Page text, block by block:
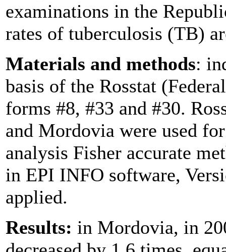
examinations in the
rates of tuberculosis (TB)
Materials and methods:
basis of the Rosstat
forms #8, #33 and #30.
and Mordovia were used
analysis Fisher accurate
in EPI INFO software,
applied.
Results: in Mordovia, in